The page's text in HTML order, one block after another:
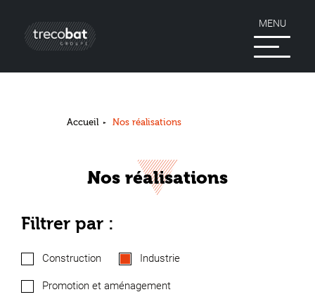
MENU
Accueil Nos réalisations
Nos réalisations
Filtrer par :
Construction Industrie
Promotion et aménagement